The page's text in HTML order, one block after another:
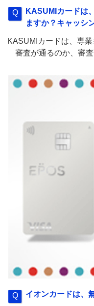
KASUMIカードは
ますか？キャッシ
KASUMIカードは、専
審査が通るのか、審査
イオンカードは、